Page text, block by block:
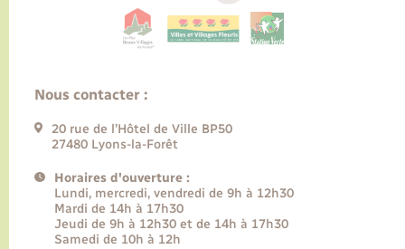
Nous contacter :
20 rue de l’Hôtel de Ville BP50
27480 Lyons-la-Forêt
Horaires d'ouverture :
Lundi, mercredi, vendredi de 9h à 12h30
Mardi de 14h à 17h30
Jeudi de 9h à 12h30 et de 14h à 17h30
Samedi de 10h à 12h